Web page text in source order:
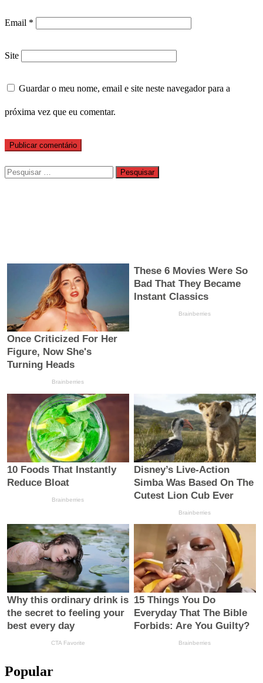
Email *
Site
Guardar o meu nome, email e site neste navegador para a
próxima vez que eu comentar.
Pesquisar
por:
Popular